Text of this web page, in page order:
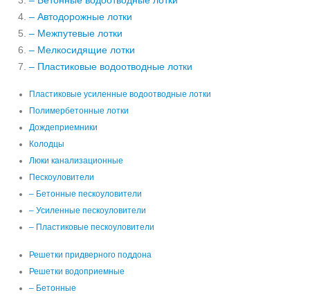
– Автодорожные лотки
– Межпутевые лотки
– Мелкосидящие лотки
– Пластиковые водоотводные лотки
Пластиковые усиленные водоотводные лотки
Полимербетонные лотки
Дождеприемники
Колодцы
Люки канализационные
Пескоуловители
– Бетонные пескоуловители
– Усиленные пескоуловители
– Пластиковые пескоуловители
Решетки придверного поддона
Решетки водоприемные
– Бетонные